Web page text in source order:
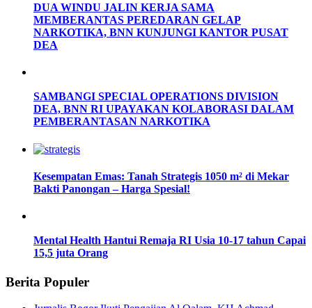
DUA WINDU JALIN KERJA SAMA
MEMBERANTAS PEREDARAN GELAP
NARKOTIKA, BNN KUNJUNGI KANTOR PUSAT
DEA
SAMBANGI SPECIAL OPERATIONS DIVISION
DEA, BNN RI UPAYAKAN KOLABORASI DALAM
PEMBERANTASAN NARKOTIKA
Kesempatan Emas: Tanah Strategis 1050 m² di Mekar
Bakti Panongan – Harga Spesial!
Mental Health Hantui Remaja RI Usia 10-17 tahun Capai
15,5 juta Orang
Berita Populer